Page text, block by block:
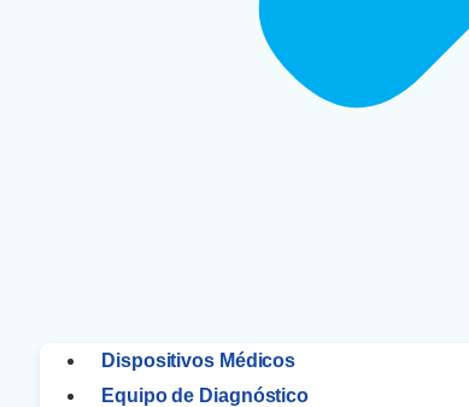
Dispositivos Médicos
Equipo de Diagnóstico